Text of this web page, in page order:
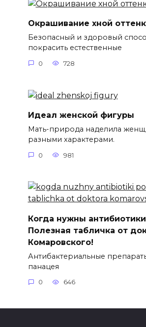
Окрашивание хной
Безопасный и здоровый
покрасить естественные
0 728
Идеал женской фигуры
Мать-природа наделила
разными характерами.
0 981
Когда нужны
Полезная табличка от
Комаровского!
Антибактериальные
панацея
0 646